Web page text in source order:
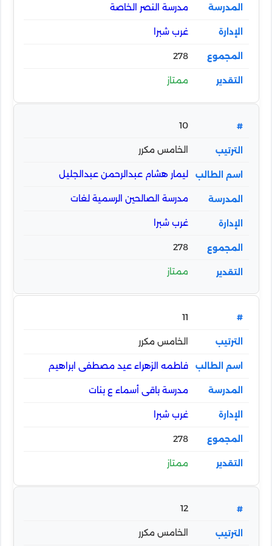
مدرسة النصر الخاصة
غرب شبرا
278
ممتاز
10
الخامس مكرر
ليمار هشام عبدالرحمن عبدالجليل
مدرسة الصالحين الرسمية لغات
غرب شبرا
278
ممتاز
11
الخامس مكرر
فاطمه الزهراء عيد مصطفى ابراهيم
مدرسة باقى أسماء ع بنات
غرب شبرا
278
ممتاز
12
الخامس مكرر